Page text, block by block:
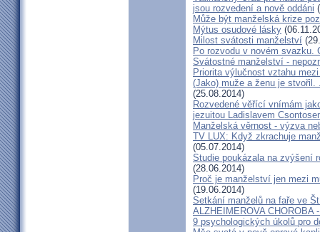
jsou rozvedení a nově oddáni
Může být manželská krize
Mýtus osudové lásky
Milost svátosti manželství
Po rozvodu v novém svazku.
Svátostné manželství -
Priorita výlučnost vztahu
(Jako) muže a ženu je
(25.08.2014)
Rozvedené věřící vnímám
jezuitou Ladislavem
Manželská věrnost - výzva
TV LUX: Když zkrachuje
(05.07.2014)
Studie poukázala na zvýšení
(28.06.2014)
Proč je manželství jen mezi
(19.06.2014)
Setkání manželů na faře ve
ALZHEIMEROVA CHOROBA
9 psychologických úkolů pro